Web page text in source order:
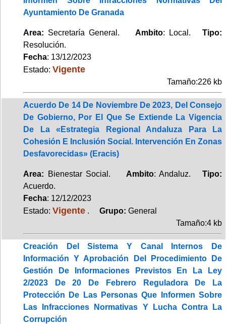
Ayuntamiento De Granada
Area: Secretaría General. Ambito: Local.Tipo:
Resolución.
Fecha: 13/12/2023
Estado: Vigente
Tamaño:226 kb
Acuerdo De 14 De Noviembre De 2023, Del Consejo
De Gobierno, Por El Que Se Extiende La Vigencia
De La «Estrategia Regional Andaluza Para La
Cohesión E Inclusión Social. Intervención En Zonas
Desfavorecidas» (Eracis)
Area: Bienestar Social. Ambito: Andaluz.Tipo:
Acuerdo.
Fecha: 12/12/2023
Estado: Vigente . Grupo: General
Tamaño:4 kb
Creación Del Sistema Y Canal Internos De
Información Y Aprobación Del Procedimiento De
Gestión De Informaciones Previstos En La Ley
2/2023 De 20 De Febrero Reguladora De La
Protección De Las Personas Que Informen Sobre
Las Infracciones Normativas Y Lucha Contra La
Corrupción